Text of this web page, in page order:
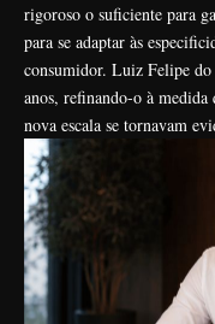
rigoroso o suficiente para
para se adaptar às
consumidor. Luiz Felipe do
anos, refinando-o à medida
nova escala se tornavam